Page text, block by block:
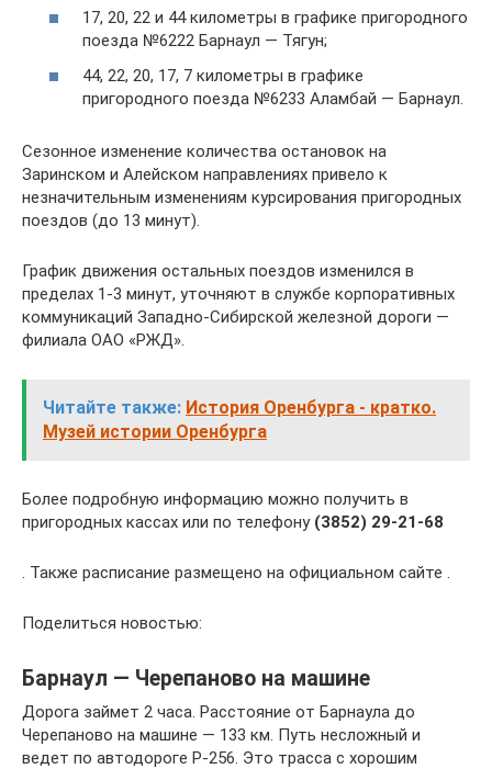
17, 20, 22 и 44 километры в графике пригородного
поезда №6222 Барнаул — Тягун;
44, 22, 20, 17, 7 километры в графике
пригородного поезда №6233 Аламбай — Барнаул.
Сезонное изменение количества остановок на
Заринском и Алейском направлениях привело к
незначительным изменениям курсирования пригородных
поездов (до 13 минут).
График движения остальных поездов изменился в
пределах 1-3 минут, уточняют в службе корпоративных
коммуникаций Западно-Сибирской железной дороги —
филиала ОАО «РЖД».
Читайте также: История Оренбурга - кратко.
Музей истории Оренбурга
Более подробную информацию можно получить в
пригородных кассах или по телефону (3852) 29-21-68
. Также расписание размещено на официальном сайте .
Поделиться новостью:
Барнаул — Черепаново на машине
Дорога займет 2 часа. Расстояние от Барнаула до
Черепаново на машине — 133 км. Путь несложный и
ведет по автодороге Р-256. Это трасса с хорошим